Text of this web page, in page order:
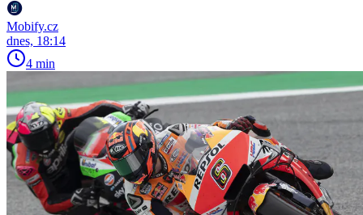
Mobify.cz
dnes, 18:14
4 min